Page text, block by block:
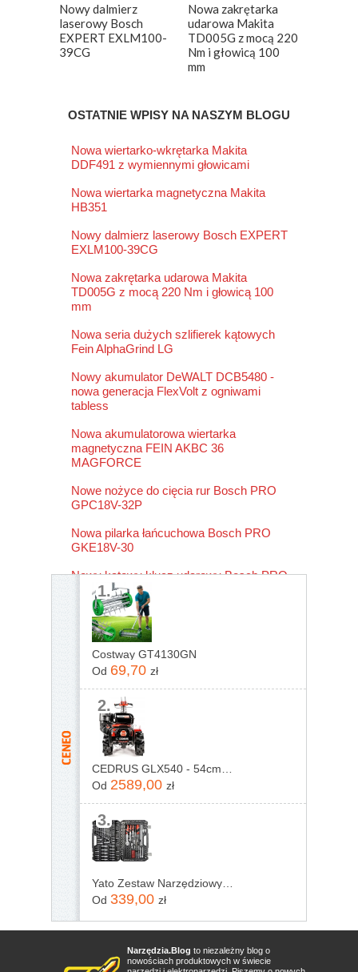
Nowy dalmierz
laserowy Bosch
EXPERT EXLM100-
39CG
Nowa zakrętarka
udarowa Makita
TD005G z mocą 220
Nm i głowicą 100
mm
1.
Costway GT4130GN
Od 69,70 zł
2.
Od 2589,00 zł
3.
Od 339,00 zł
OSTATNIE WPISY NA NASZYM BLOGU
Nowa wiertarko-wkrętarka Makita
DDF491 z wymiennymi głowicami
Nowa wiertarka magnetyczna Makita
HB351
Nowy dalmierz laserowy Bosch EXPERT
EXLM100-39CG
Nowa zakrętarka udarowa Makita
TD005G z mocą 220 Nm i głowicą 100
mm
Nowa seria dużych szlifierek kątowych
Fein AlphaGrind LG
Nowy akumulator DeWALT DCB5480 -
nowa generacja FlexVolt z ogniwami
tabless
Nowa akumulatorowa wiertarka
magnetyczna FEIN AKBC 36
MAGFORCE
Nowe nożyce do cięcia rur Bosch PRO
GPC18V-32P
Nowa pilarka łańcuchowa Bosch PRO
GKE18V-30
Nowy kątowy klucz udarowy Bosch PRO
GRS18V-330
Narzędzia.Blog to niezależny blog o
nowościach produktowych w świecie